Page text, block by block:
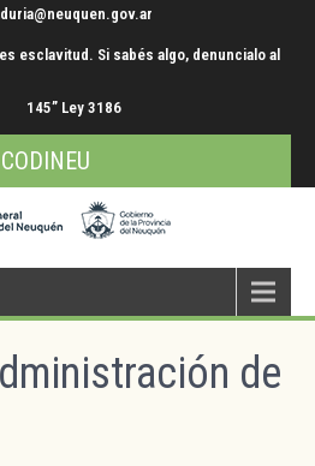
esclavitud. Si sabés algo, denuncialo al
145” Ley 3186
CODINEU
de